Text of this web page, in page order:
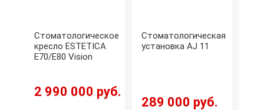
Стоматологическое
кресло ESTETICA
E70/E80 Vision
2 990 000 руб.
Стоматологическая
установка AJ 11
289 000 руб.